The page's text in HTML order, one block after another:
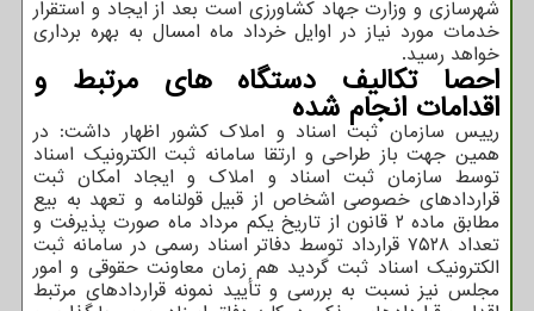
شهرسازی و وزارت جهاد کشاورزی است بعد از ایجاد و استقرار
خدمات مورد نیاز در اوایل خرداد ماه امسال به بهره برداری
خواهد رسید.
احصا تکالیف دستگاه های مرتبط و
اقدامات انجام شده
رییس سازمان ثبت اسناد و املاک کشور اظهار داشت: در
همین جهت باز طراحی و ارتقا سامانه ثبت الکترونیک اسناد
توسط سازمان ثبت اسناد و املاک و ایجاد امکان ثبت
قراردادهای خصوصی اشخاص از قبیل قولنامه و تعهد به بیع
مطابق ماده ۲ قانون از تاریخ یکم مرداد ماه صورت پذیرفت و
تعداد ۷۵۲۸ قرارداد توسط دفاتر اسناد رسمی در سامانه ثبت
الکترونیک اسناد ثبت گردید هم زمان معاونت حقوقی و امور
مجلس نیز نسبت به بررسی و تأیید نمونه قراردادهای مرتبط